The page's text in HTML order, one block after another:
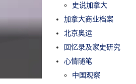
史说加拿大
加拿大商业档案
北京奥运
回忆录及家史研究
心情随笔
中国观察